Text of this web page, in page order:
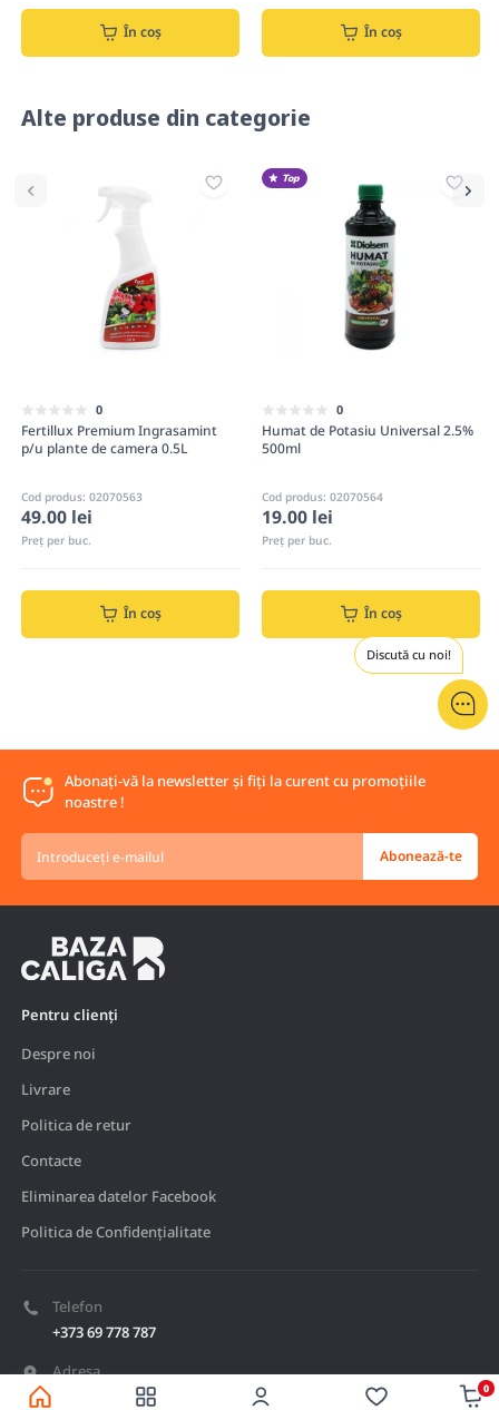
În coș În coș
Alte produse din categorie
0
Fertillux Premium Ingrasamint
p/u plante de camera 0.5L
Cod produs: 02070563
49.00 lei
Preț per buc.
În coș
Top
0
Humat de Potasiu Universal 2.5%
500ml
Cod produs: 02070564
19.00 lei
Preț per buc.
În coș
Discută cu noi!
Abonați-vă la newsletter și fiți la curent cu promoțiile
noastre !
Introduceți
mailul
Abonează-te
Telefon
+373 69 778 787
Adresa
Mun. Ungheni, str. Lacului 3
Pentru clienți
Despre noi
Livrare
Politica de retur
Contacte
Eliminarea datelor Facebook
Politica de Confidențialitate
0